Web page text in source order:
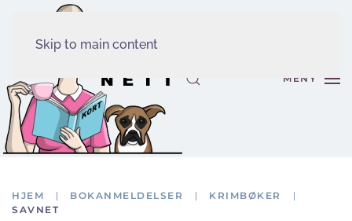
Skip to main content
MENY
HJEM BOKANMELDELSER
KRIMBØKER
SAVNET